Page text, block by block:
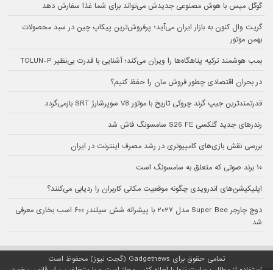
گوگل مپس با هوش مصنوعی جدیدش می‌تواند برای شما غذا سفارش دهد
گریت وال کنون به بازار ایران می‌آید؛ پرفروش‌ترین پیکاپ چین در سبد محصولات
بهمن موتور
بمب هوشمند ترکیه پناهگاه‌ها را ویران می‌کند؛ آشنایی با قدرت بی‌نظیر TOLUN-P
در بحران اقتصادی چطور فروش مان را حفظ کنیم؟
قدرتمندترین جیپ گرند چروکی تاریخ با موتور V8 سوپرشارژ SRT بازمی‌گردد
رندرهای جدید گلکسی S26 FE سامسونگ فاش شد
بررسی نقش بازی‌های کامپیوتری در رشد مصرف اینترنت در ایران
۱۰ برند صوتی که متعلق به سامسونگ است
اپلیکیشن‌های اندرویدی چگونه موقعیت مکانی کاربران را ردیابی می‌کنند؟
دوج چارجر Super Bee مدل ۲۰۲۷ با پیشرانه شش سیلندر ۶۰۰ اسب بخاری معرفی
شد
تمامی حقوق برای Gadgetnews (گجت نیوز) محفوظ است